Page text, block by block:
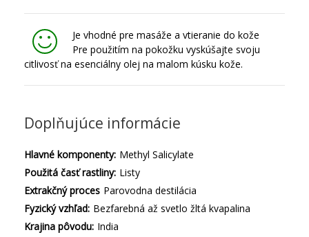
Je vhodné pre masáže a vtieranie do kože
Pre použitím na pokožku vyskúšajte svoju
citlivosť na esenciálny olej na malom kúsku kože.
Doplňujúce informácie
Hlavné komponenty: Methyl Salicylate
Použitá časť rastliny: Listy
Extrakčný proces Parovodna destilácia
Fyzický vzhľad: Bezfarebná až svetlo žltá kvapalina
Krajina pôvodu: India